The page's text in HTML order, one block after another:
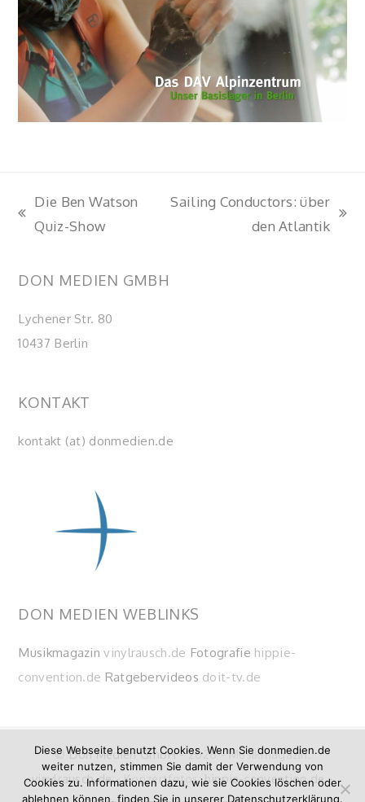
vorheriger
Die Ben Watson
Quiz-Show
Sailing Conductors: über
den Atlantik
DON MEDIEN GMBH
Lychener Str. 80
10437 Berlin
KONTAKT
kontakt (at) donmedien.de
DON MEDIEN WEBLINKS
Musikmagazinvinylrausch.de Fotografie hippie-
convention.de Ratgebervideos doit-tv.de
©Don Medien GmbH- 2026 - Musikmagazin:
vinylrausch.de- Konzertfotos:hippie-convention.de-
Diese Webseite benutzt Cookies. Wenn Sie donmedien.de
weiter nutzen, stimmen Sie damit der Verwendung von
Cookies zu. Informationen dazu, wie sie Cookies löschen oder
ablehnen können, finden Sie in unserer Datenschutzerklärung.